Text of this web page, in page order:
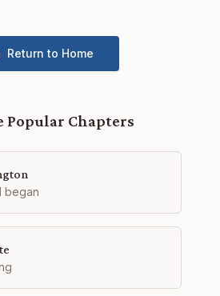
Return to Home
Popular Chapters
began